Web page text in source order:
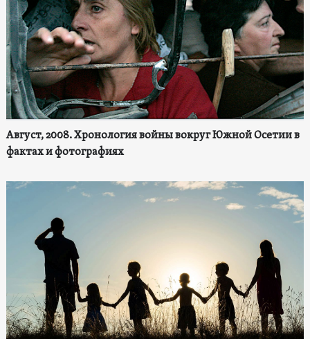
Август, 2008. Хронология войны вокруг Южной Осетии в
фактах и фотографиях